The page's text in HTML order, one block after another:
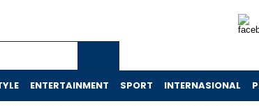
ENTERTAINMENT SPORT INTERNASIONAL